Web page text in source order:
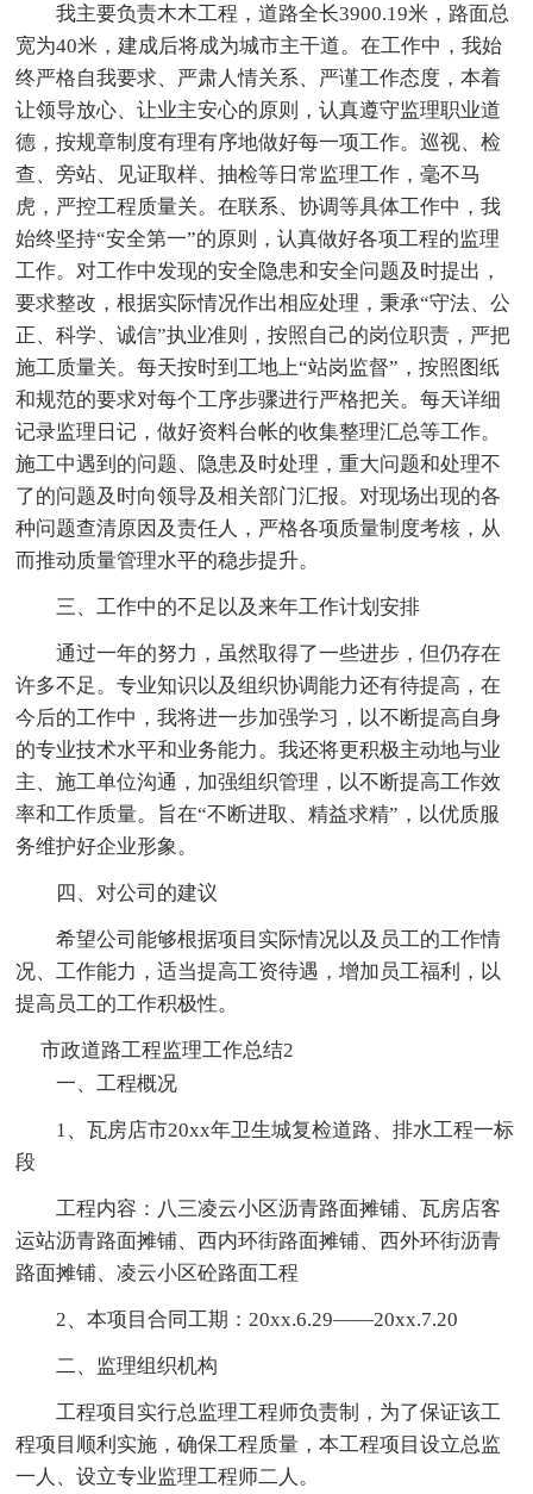
我主要负责木木工程，道路全长3900.19米，路面总
宽为40米，建成后将成为城市主干道。在工作中，我始
终严格自我要求、严肃人情关系、严谨工作态度，本着
让领导放心、让业主安心的原则，认真遵守监理职业道
德，按规章制度有理有序地做好每一项工作。巡视、检
查、旁站、见证取样、抽检等日常监理工作，毫不马
虎，严控工程质量关。在联系、协调等具体工作中，我
始终坚持“安全第一”的原则，认真做好各项工程的监理
工作。对工作中发现的安全隐患和安全问题及时提出，
要求整改，根据实际情况作出相应处理，秉承“守法、公
正、科学、诚信”执业准则，按照自己的岗位职责，严把
施工质量关。每天按时到工地上“站岗监督”，按照图纸
和规范的要求对每个工序步骤进行严格把关。每天详细
记录监理日记，做好资料台帐的收集整理汇总等工作。
施工中遇到的问题、隐患及时处理，重大问题和处理不
了的问题及时向领导及相关部门汇报。对现场出现的各
种问题查清原因及责任人，严格各项质量制度考核，从
而推动质量管理水平的稳步提升。
三、工作中的不足以及来年工作计划安排
通过一年的努力，虽然取得了一些进步，但仍存在
许多不足。专业知识以及组织协调能力还有待提高，在
今后的工作中，我将进一步加强学习，以不断提高自身
的专业技术水平和业务能力。我还将更积极主动地与业
主、施工单位沟通，加强组织管理，以不断提高工作效
率和工作质量。旨在“不断进取、精益求精”，以优质服
务维护好企业形象。
四、对公司的建议
希望公司能够根据项目实际情况以及员工的工作情
况、工作能力，适当提高工资待遇，增加员工福利，以
提高员工的工作积极性。
市政道路工程监理工作总结2
一、工程概况
1、瓦房店市20xx年卫生城复检道路、排水工程一标
段
工程内容：八三凌云小区沥青路面摊铺、瓦房店客
运站沥青路面摊铺、西内环街路面摊铺、西外环街沥青
路面摊铺、凌云小区砼路面工程
2、本项目合同工期：20xx.6.29——20xx.7.20
二、监理组织机构
工程项目实行总监理工程师负责制，为了保证该工
程项目顺利实施，确保工程质量，本工程项目设立总监
一人、设立专业监理工程师二人。